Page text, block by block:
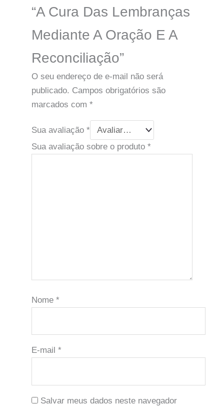
“A Cura Das Lembranças
Mediante A Oração E A
Reconciliação”
O seu endereço de e-mail não será
publicado. Campos obrigatórios são
marcados com *
Sua avaliação *
Sua avaliação sobre o produto *
Nome *
E-mail *
Salvar meus dados neste navegador